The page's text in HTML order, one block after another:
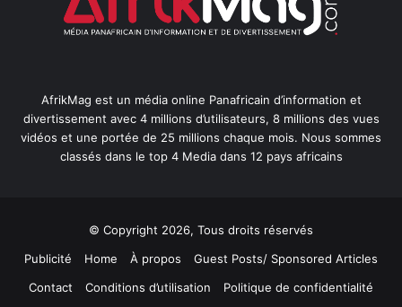
AfrikMag est un média online Panafricain d’information et
divertissement avec 4 millions d’utilisateurs, 8 millions des vues
vidéos et une portée de 25 millions chaque mois. Nous sommes
classés dans le top 4 Media dans 12 pays africains
© Copyright 2026, Tous droits réservés
Publicité
Home À propos
Guest Posts/ Sponsored Articles
Contact
Conditions d’utilisation
Politique de confidentialité